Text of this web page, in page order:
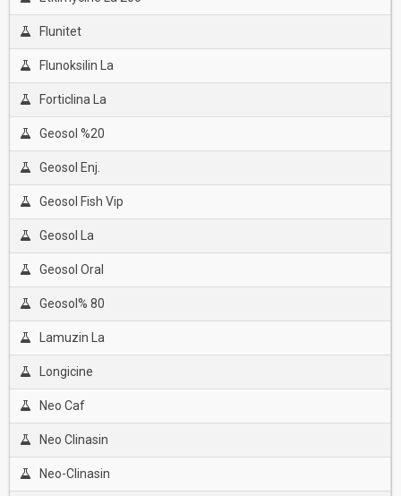
Flunitet
Flunoksilin La
Forticlina La
Geosol %20
Geosol Enj.
Geosol Fish Vip
Geosol La
Geosol Oral
Geosol% 80
Lamuzin La
Longicine
Neo Caf
Neo Clinasin
Neo-Clinasin